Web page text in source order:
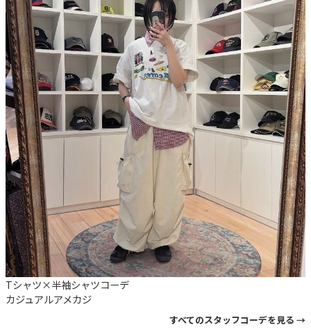
Tシャツ×半袖シャツコーデ
カジュアルアメカジ
すべてのスタッフコーデを見る →